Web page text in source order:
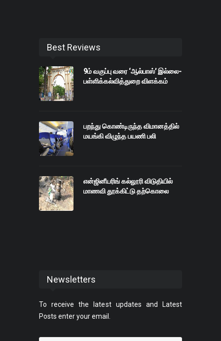
Best Reviews
9ம் வகுப்பு வரை ‘ஆல்பாஸ்’ இல்லை-
பள்ளிக்கல்வித்துறை விளக்கம்
பறந்து கொண்டிருந்த விமானத்தில்
மயங்கி விழுந்த பயணி பலி
என்ஜினீயரிங் கல்லூரி விடுதியில்
மாணவி தூக்கிட்டு தற்கொலை
Newsletters
To receive the latest updates and Latest
Posts enter your email.